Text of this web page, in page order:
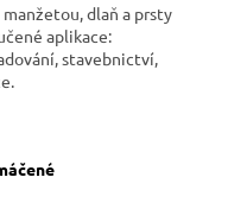
dlaň a prsty
aplikace:
stavebnictví,